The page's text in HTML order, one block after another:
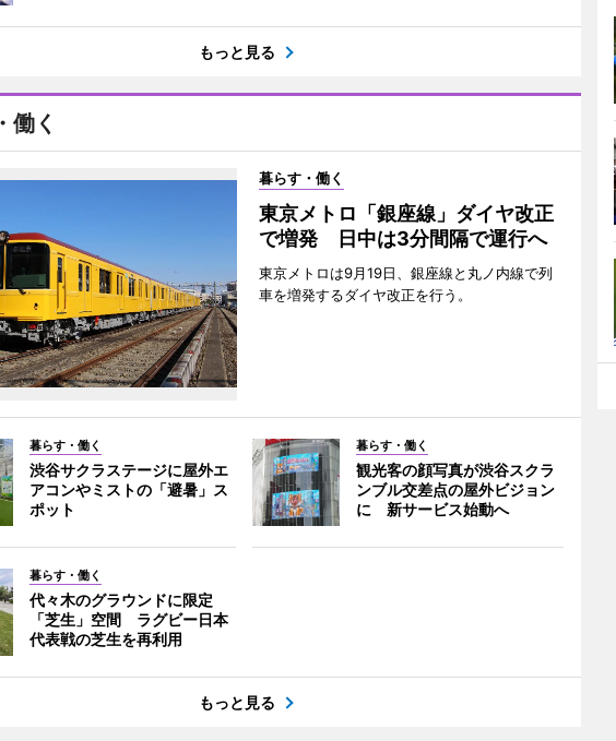
もっと見る
働く
暮らす・働く
東京メトロ「銀座線」ダイヤ改正
で増発 日中は3分間隔で運行へ
東京メトロは9月19日、銀座線と丸ノ内線で列
車を増発するダイヤ改正を行う。
暮らす・働く
渋谷サクラステージに屋外エ
アコンやミストの「避暑」ス
ポット
暮らす・働く
観光客の顔写真が渋谷スクラ
ンブル交差点の屋外ビジョン
に 新サービス始動へ
暮らす・働く
代々木のグラウンドに限定
「芝生」空間 ラグビー日本
代表戦の芝生を再利用
もっと見る